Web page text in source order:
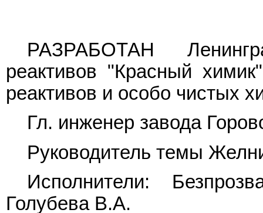
РАЗРАБОТАН
реактивов "Красный
реактивов и особо чистых
Гл. инженер завода
Руководитель темы
Исполнители:
Голубева В.А.